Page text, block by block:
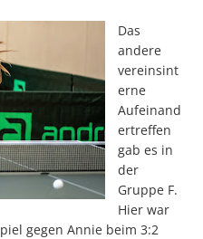
Das
andere
vereinsint
erne
Aufeinand
ertreffen
gab es in
der
Gruppe F.
Hier war
gegen Annie beim 3:2